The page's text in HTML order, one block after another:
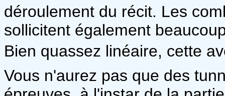
déroulement du récit. Les
sollicitent également
Bien quassez linéaire, cette
Vous n'aurez pas que des